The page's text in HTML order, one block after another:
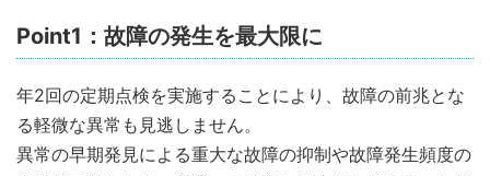
Point1：故障の発生を最大限に
年2回の定期点検を実施することにより、故障の前兆とな
る軽微な異常も見逃しません。
異常の早期発見による重大な故障の抑制や故障発生頻度の